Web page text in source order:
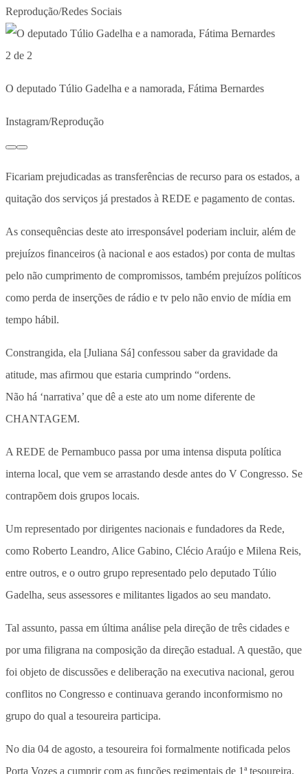
Reprodução/Redes Sociais
2 de 2
O deputado Túlio Gadelha e a namorada, Fátima Bernardes
Instagram/Reprodução
Ficariam prejudicadas as transferências de recurso para os estados, a
quitação dos serviços já prestados à REDE e pagamento de contas.
As consequências deste ato irresponsável poderiam incluir, além de
prejuízos financeiros (à nacional e aos estados) por conta de multas
pelo não cumprimento de compromissos, também prejuízos políticos
como perda de inserções de rádio e tv pelo não envio de mídia em
tempo hábil.
Constrangida, ela [Juliana Sá] confessou saber da gravidade da
atitude, mas afirmou que estaria cumprindo “ordens.
Não há ‘narrativa’ que dê a este ato um nome diferente de
CHANTAGEM.
A REDE de Pernambuco passa por uma intensa disputa política
interna local, que vem se arrastando desde antes do V Congresso. Se
contrapõem dois grupos locais.
Um representado por dirigentes nacionais e fundadores da Rede,
como Roberto Leandro, Alice Gabino, Clécio Araújo e Milena Reis,
entre outros, e o outro grupo representado pelo deputado Túlio
Gadelha, seus assessores e militantes ligados ao seu mandato.
Tal assunto, passa em última análise pela direção de três cidades e
por uma filigrana na composição da direção estadual. A questão, que
foi objeto de discussões e deliberação na executiva nacional, gerou
conflitos no Congresso e continuava gerando inconformismo no
grupo do qual a tesoureira participa.
No dia 04 de agosto, a tesoureira foi formalmente notificada pelos
Porta Vozes a cumprir com as funções regimentais de 1ª tesoureira.